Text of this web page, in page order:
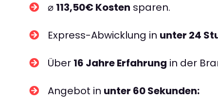
⌀ 113,50€ Kosten sparen.
Express-Abwicklung in unter 24
Über 16 Jahre Erfahrung in der
Angebot in unter 60 Sekunden: